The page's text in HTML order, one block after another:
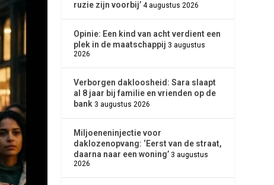
ruzie zijn voorbij’ 4 augustus 2026
Opinie: Een kind van acht verdient een
plek in de maatschappij 3 augustus
2026
Verborgen dakloosheid: Sara slaapt
al 8 jaar bij familie en vrienden op de
bank 3 augustus 2026
Miljoeneninjectie voor
daklozenopvang: ‘Eerst van de straat,
daarna naar een woning’ 3 augustus
2026